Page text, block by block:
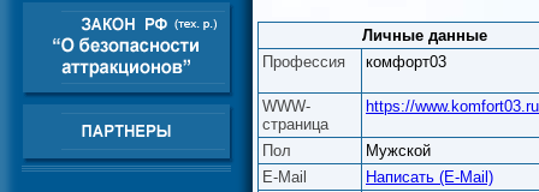
Личные данные
Профессия
комфорт03
WWW-
страница
https://
Пол
Мужской
E-Mail
Написать (E-Mail)